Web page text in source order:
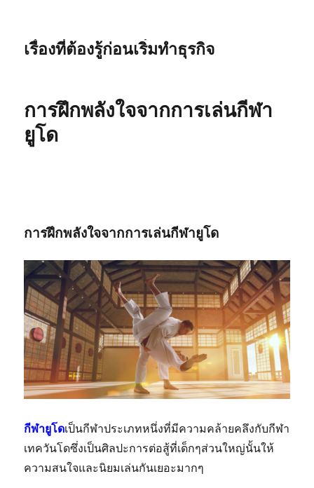
เรื่องที่ต้องรู้ก่อนเริ่มทำธุรกิจ
การฝึกพลังใจจากการเล่นกีฬา
ยูโด
การฝึกพลังใจจากการเล่นกีฬายูโด
กีฬายูโดเป็นกีฬาประเภทหนึ่งที่มีความคล้ายคลึงกับกีฬา
เทควันโดซึ่งเป็นศิลปะการต่อสู้ที่เด็กๆส่วนใหญ่นั้นให้
ความสนใจและนิยมเล่นกันเยอะมากๆ